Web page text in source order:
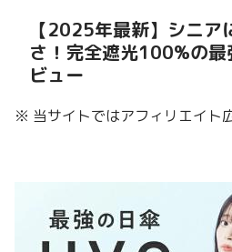
【2025年最新】シニア
さ！完全遮光100%の最
ビュー
※ 当サイトではアフィリエイト